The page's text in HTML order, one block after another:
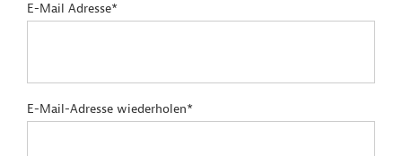
E-Mail Adresse*
E-Mail-Adresse wiederholen*